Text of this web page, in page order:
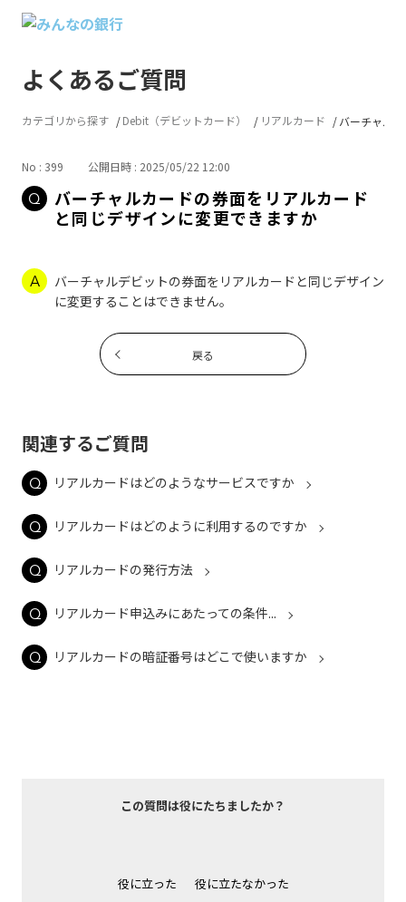
よくあるご質問
カテゴリから探す Debit（デビットカード） リアルカード バーチャル
No : 399 公開日時 : 2025/05/22 12:00
バーチャルカードの券面をリアルカード
と同じデザインに変更できますか
バーチャルデビットの券面をリアルカードと同じデザイン
に変更することはできません。
戻る
関連するご質問
リアルカードはどのようなサービスですか
リアルカードはどのように利用するのですか
リアルカードの発行方法
リアルカード申込みにあたっての条件...
リアルカードの暗証番号はどこで使いますか
この質問は役にたちましたか？
役に立った 役に立たなかった